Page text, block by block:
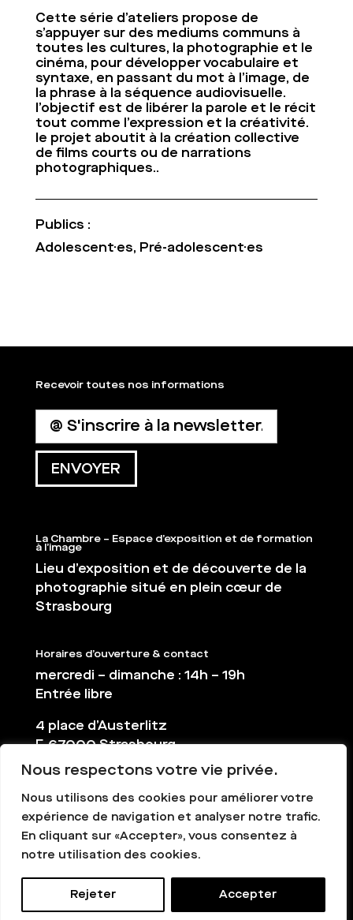
Nous respectons votre vie privée.
Nous utilisons des cookies pour améliorer votre
expérience de navigation et analyser notre trafic.
En cliquant sur «Accepter», vous consentez à
notre utilisation des cookies.
Rejeter Accepter
Cette série d’ateliers propose de
s’appuyer sur des mediums communs à
toutes les cultures, la photographie et le
cinéma, pour développer vocabulaire et
syntaxe, en passant du mot à l’image, de
la phrase à la séquence audiovisuelle.
l’objectif est de libérer la parole et le récit
tout comme l’expression et la créativité.
le projet aboutit à la création collective
de films courts ou de narrations
photographiques..
Publics :
Adolescent·es, Pré-adolescent·es
Recevoir toutes nos informations
La Chambre – Espace d’exposition et de formation
à l’image
Lieu d’exposition et de découverte de la
photographie situé en plein cœur de
Strasbourg
Horaires d’ouverture & contact
mercredi – dimanche : 14h – 19h
Entrée libre
4 place d’Austerlitz
F-67000 Strasbourg
03 88 36 65 38
contact@la-chambre.org
La Chambre - Tous droits réservés -Mentions légales
-Création graphique : Gapoma.fr